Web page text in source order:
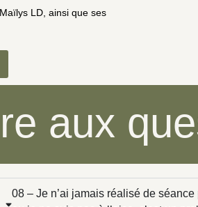
LD, ainsi que ses
aux
08 – Je n’ai jamais réalisé de séance